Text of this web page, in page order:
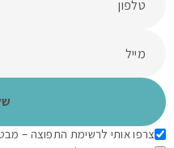
צרפו אותי לרשימת התפוצה –